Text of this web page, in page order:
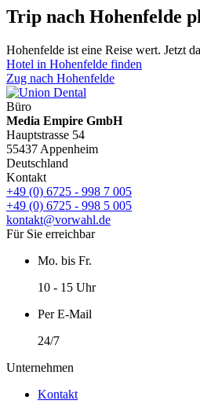
Trip nach Hohenfelde
Hohenfelde ist eine Reise wert. Jetzt
Hotel in Hohenfelde finden
Zug nach Hohenfelde
Büro
Media Empire GmbH
Hauptstrasse 54
55437 Appenheim
Deutschland
Kontakt
+49 (0) 6725 - 998 7 005
+49 (0) 6725 - 998 5 005
kontakt@vorwahl.de
Für Sie erreichbar
Mo. bis Fr.
10 - 15 Uhr
Per E-Mail
24/7
Unternehmen
Kontakt